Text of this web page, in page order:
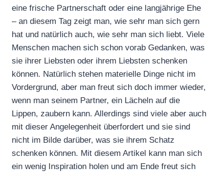
eine frische Partnerschaft oder eine langjährige Ehe
– an diesem Tag zeigt man, wie sehr man sich gern
hat und natürlich auch, wie sehr man sich liebt. Viele
Menschen machen sich schon vorab Gedanken, was
sie ihrer Liebsten oder ihrem Liebsten schenken
können. Natürlich stehen materielle Dinge nicht im
Vordergrund, aber man freut sich doch immer wieder,
wenn man seinem Partner, ein Lächeln auf die
Lippen, zaubern kann. Allerdings sind viele aber auch
mit dieser Angelegenheit überfordert und sie sind
nicht im Bilde darüber, was sie ihrem Schatz
schenken können. Mit diesem Artikel kann man sich
ein wenig Inspiration holen und am Ende freut sich